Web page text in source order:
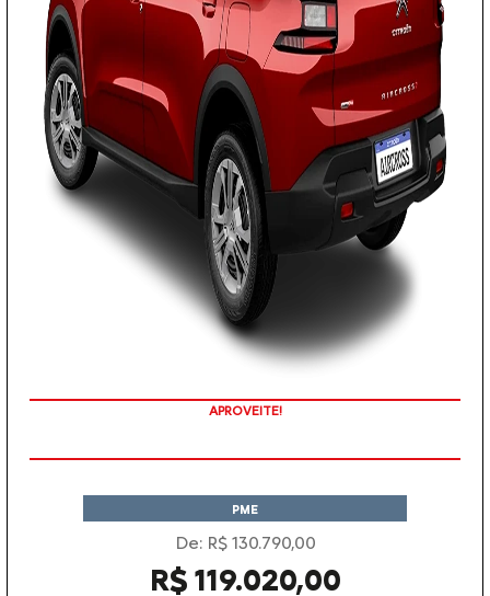
APROVEITE!
PME
De: R$ 130.790,00
R$ 119.020,00